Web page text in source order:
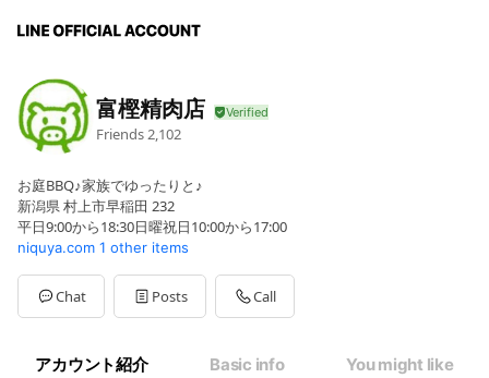
富樫精肉店
Friends 2,102
お庭BBQ♪家族でゆったりと♪
新潟県 村上市早稲田 232
平日9:00から18:30日曜祝日10:00から17:00
niquya.com 1 other items
Chat Posts Call
アカウント紹介 Basic info You might like